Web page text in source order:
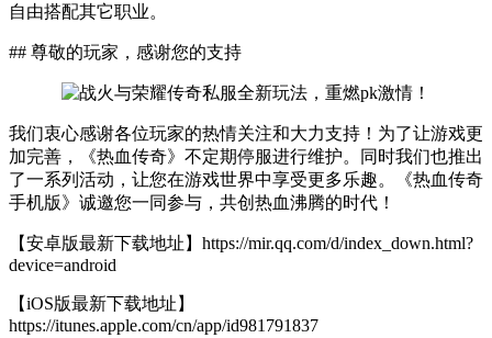
自由搭配其它职业。
## 尊敬的玩家，感谢您的支持
我们衷心感谢各位玩家的热情关注和大力支持！为了让游戏更
加完善，《热血传奇》不定期停服进行维护。同时我们也推出
了一系列活动，让您在游戏世界中享受更多乐趣。《热血传奇
手机版》诚邀您一同参与，共创热血沸腾的时代！
【安卓版最新下载地址】https://mir.qq.com/d/index_down.html?
device=android
【iOS版最新下载地址】
https://itunes.apple.com/cn/app/id981791837